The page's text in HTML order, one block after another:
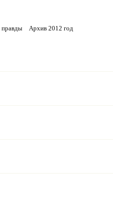
правды Архив 2012 год